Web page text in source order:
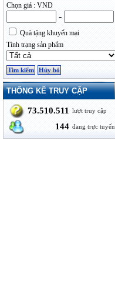
Chọn giá : VND
-
Quà tặng khuyến mại
Tình trạng sản phẩm
THỐNG KÊ TRUY CẬP
73.510.511 lượt truy cập
144 đang trực tuyến